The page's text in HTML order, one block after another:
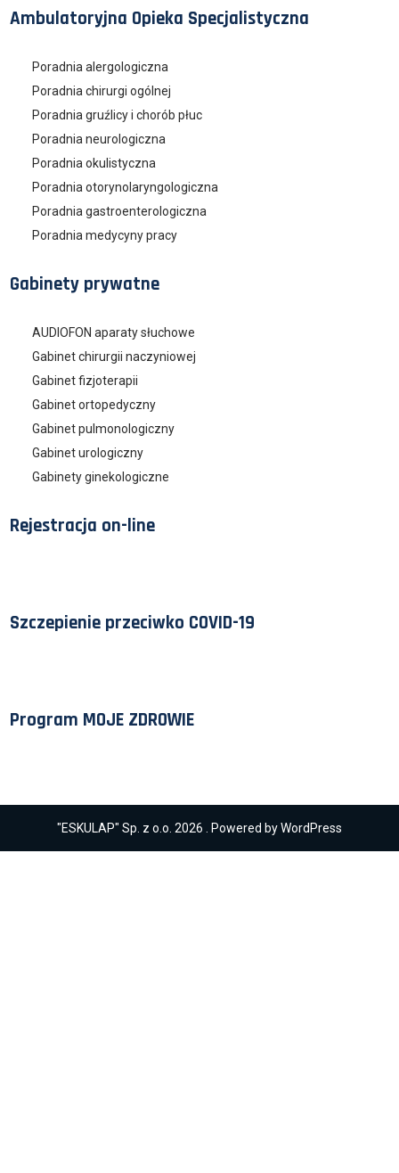
Ambulatoryjna Opieka Specjalistyczna
Poradnia alergologiczna
Poradnia chirurgi ogólnej
Poradnia gruźlicy i chorób płuc
Poradnia neurologiczna
Poradnia okulistyczna
Poradnia otorynolaryngologiczna
Poradnia gastroenterologiczna
Poradnia medycyny pracy
Gabinety prywatne
AUDIOFON aparaty słuchowe
Gabinet chirurgii naczyniowej
Gabinet fizjoterapii
Gabinet ortopedyczny
Gabinet pulmonologiczny
Gabinet urologiczny
Gabinety ginekologiczne
Rejestracja on-line
Szczepienie przeciwko COVID-19
Program MOJE ZDROWIE
"ESKULAP" Sp. z o.o. 2026 . Powered by WordPress